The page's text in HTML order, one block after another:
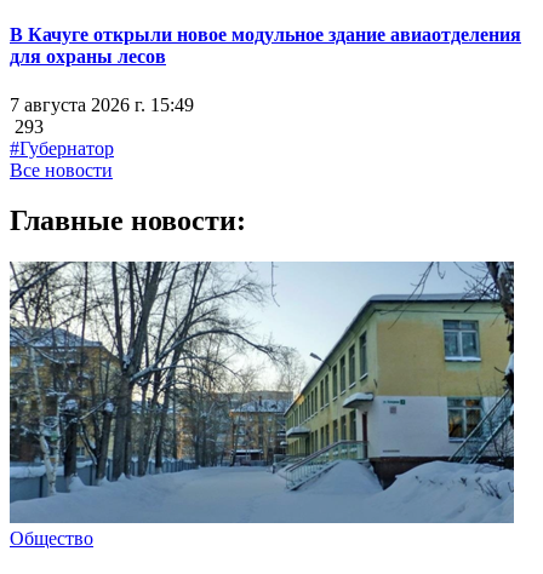
В Качуге открыли новое модульное здание авиаотделения
для охраны лесов
7 августа 2026 г. 15:49
293
#Губернатор
Все новости
Главные новости:
Общество